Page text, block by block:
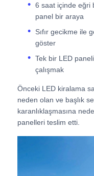
LED Video Duvar
LED ekran ekranı
konser led ekranı
Sahne LED ekran
Cob LED video
6 saat içinde eğri
panel bir araya
Sıfır gecikme ile
göster
Tek bir LED
çalışmak
Önceki LED kiralama
neden olan ve başlık
karanlıklaşmasına
panelleri teslim etti.